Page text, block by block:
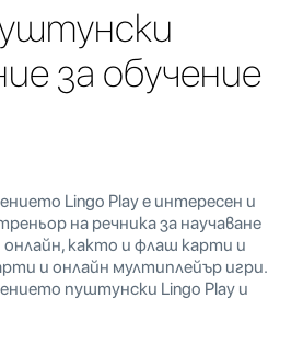
за обучение
Lingo Play е интересен и
на речника за научаване
както и флаш карти и
и онлайн мултиплейър игри.
пуштунски Lingo Play и